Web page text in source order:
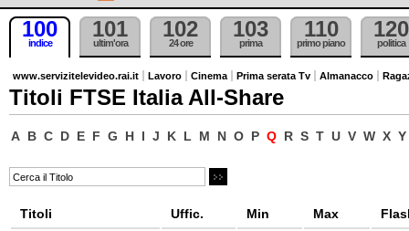
100
indice
101
ultim'ora
102
24 ore
103
prima
110
primo piano
120
politica
www.servizitelevideo.rai.it Lavoro Cinema Prima serata Tv Almanacco
Titoli FTSE Italia All-Share
A B C D E F G H I J K L M N O P Q R S T U V W X Y
Titoli Uffic. Min Max